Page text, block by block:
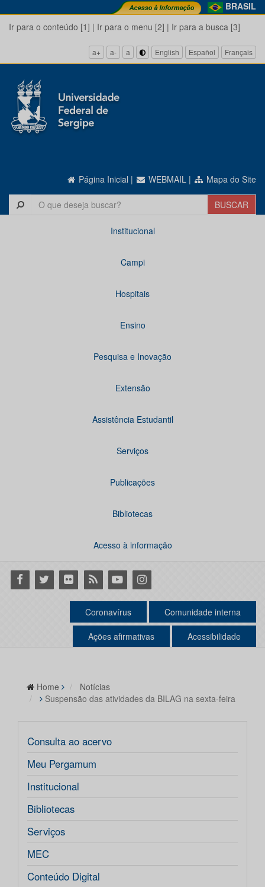
BRASIL
Ir para o conteúdo [1] | Ir para o menu [2] | Ir para a busca [3]
a+ a- a English Español Français
Página Inicial | WEBMAIL | Mapa do Site
Institucional
Campi
Hospitais
Ensino
Pesquisa e Inovação
Extensão
Assistência Estudantil
Serviços
Publicações
Bibliotecas
Acesso à informação
Facebook
Twitter Flickr RSS YoutubeInstagram
Coronavírus Comunidade interna
Ações afirmativas Acessibilidade
Home
Notícias
Suspensão das atividades da BILAG na sexta-feira
Consulta ao acervo
Meu Pergamum
Institucional
Bibliotecas
Serviços
MEC
Conteúdo Digital